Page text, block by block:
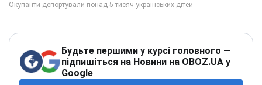
Будьте першими у курсі головного —
підпишіться на Новини на OBOZ.UA у
Google